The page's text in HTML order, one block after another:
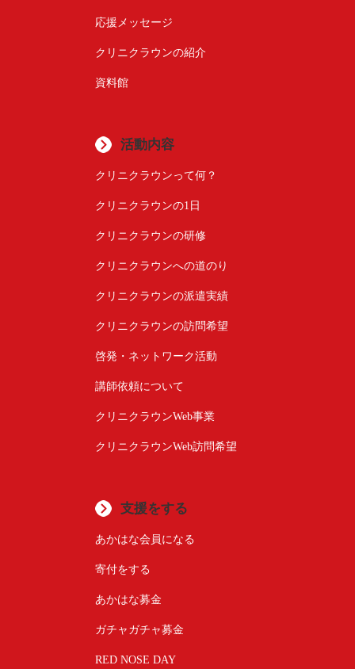
応援メッセージ
クリニクラウンの紹介
資料館
活動内容
クリニクラウンって何？
クリニクラウンの1日
クリニクラウンの研修
クリニクラウンへの道のり
クリニクラウンの派遣実績
クリニクラウンの訪問希望
啓発・ネットワーク活動
講師依頼について
クリニクラウンWeb事業
クリニクラウンWeb訪問希望
支援をする
あかはな会員になる
寄付をする
あかはな募金
ガチャガチャ募金
RED NOSE DAY